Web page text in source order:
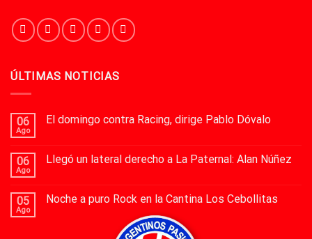
ÚLTIMAS NOTICIAS
06
Ago
El domingo contra Racing, dirige Pablo Dóvalo
06
Ago
Llegó un lateral derecho a La Paternal: Alan Núñez
05
Ago
Noche a puro Rock en la Cantina Los Cebollitas